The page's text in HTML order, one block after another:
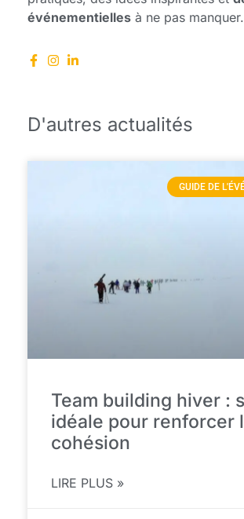
événementielles à ne pas manquer.
D'autres actualités
GUIDE DE
Team building hiver :
idéale pour renforcer
cohésion
LIRE PLUS »